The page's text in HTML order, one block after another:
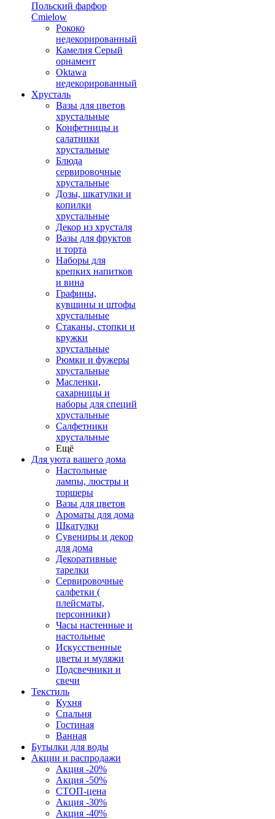
Польский фарфор
Сmielow
Рококо
недекорированный
Камелия Серый
орнамент
Oktawa
недекорированный
Хрусталь
Вазы для цветов
хрустальные
Конфетницы и
салатники
хрустальные
Блюда
сервировочные
хрустальные
Дозы, шкатулки и
копилки
хрустальные
Декор из хрусталя
Вазы для фруктов
и торта
Наборы для
крепких напитков
и вина
Графины,
кувшины и штофы
хрустальные
Стаканы, стопки и
кружки
хрустальные
Рюмки и фужеры
хрустальные
Масленки,
сахарницы и
наборы для специй
хрустальные
Салфетники
хрустальные
Ещё
Для уюта вашего дома
Настольные
лампы, люстры и
торшеры
Вазы для цветов
Ароматы для дома
Шкатулки
Сувениры и декор
для дома
Декоративные
тарелки
Сервировочные
салфетки (
плейсматы,
персонники)
Часы настенные и
настольные
Искусственные
цветы и муляжи
Подсвечники и
свечи
Текстиль
Кухня
Спальня
Гостиная
Ванная
Бутылки для воды
Акции и распродажи
Акция -20%
Акция -50%
СТОП-цена
Акция -30%
Акция -40%